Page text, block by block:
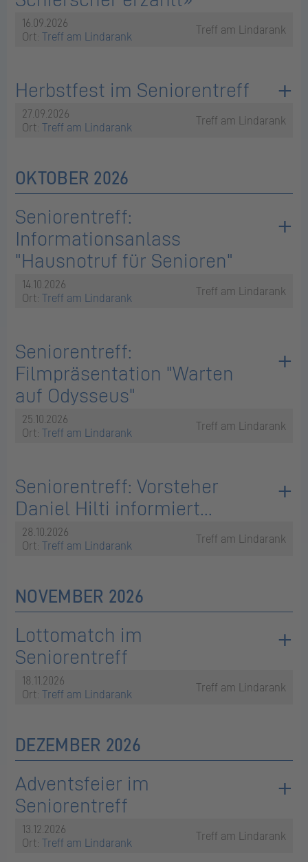
16.09.2026
Ort: Treff am Lindarank Treff am Lindarank
Herbstfest im Seniorentreff
27.09.2026
Ort: Treff am Lindarank Treff am Lindarank
OKTOBER 2026
Seniorentreff:
Informationsanlass
"Hausnotruf für Senioren"
14.10.2026
Ort: Treff am Lindarank Treff am Lindarank
Seniorentreff:
Filmpräsentation "Warten
auf Odysseus"
25.10.2026
Ort: Treff am Lindarank Treff am Lindarank
Seniorentreff: Vorsteher
Daniel Hilti informiert...
28.10.2026
Ort: Treff am Lindarank Treff am Lindarank
NOVEMBER 2026
Lottomatch im
Seniorentreff
18.11.2026
Ort: Treff am Lindarank Treff am Lindarank
DEZEMBER 2026
Adventsfeier im
Seniorentreff
13.12.2026
Ort: Treff am Lindarank Treff am Lindarank